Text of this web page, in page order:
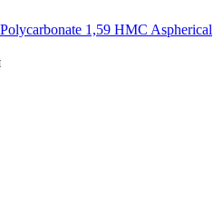
1,59 HMC Aspherical